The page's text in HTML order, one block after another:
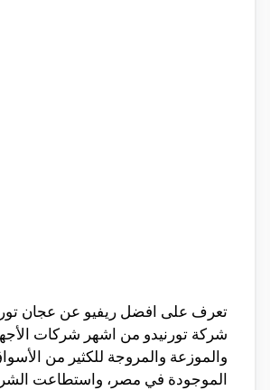
تعرف على افضل ريفيو عن عجان
شركة تورنيدو من اشهر شركات
والموزعة والمروجة للكثير من
الموجودة في مصر، واستطاعت